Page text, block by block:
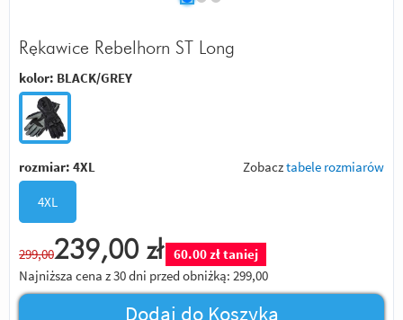
Rękawice Rebelhorn ST Long
kolor: BLACK/GREY
rozmiar: 4XL Zobacztabele rozmiarów
4XL
299,00239,00 zł
60.00 zł taniej
Najniższa cena z 30 dni przed obniżką: 299,00
Dodaj do Koszyka